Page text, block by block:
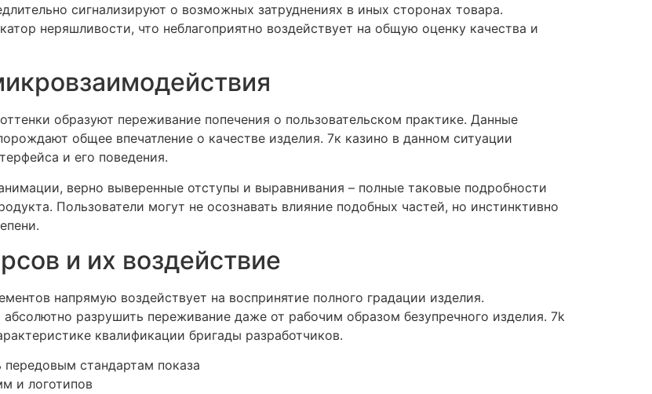
сигнализируют о возможных затруднениях в иных сторонах товара.
неряшливости, что неблагоприятно воздействует на общую оценку качества и
образуют переживание попечения о пользовательском практике. Данные
общее впечатление о качестве изделия. 7к казино в данном ситуации
и его поведения.
верно выверенные отступы и выравнивания – полные таковые подробности
Пользователи могут не осознавать влияние подобных частей, но инстинктивно
и их воздействие
напрямую воздействует на воспринятие полного градации изделия.
разрушить переживание даже от рабочим образом безупречного изделия. 7k
квалификации бригады разработчиков.
стандартам показа
и логотипов